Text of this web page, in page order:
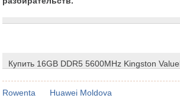
Купить 16GB DDR5 5600MHz Kingston
Rowenta Huawei Moldova